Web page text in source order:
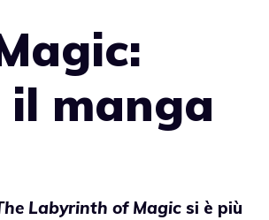
il manga
Labyrinth of Magic si è più